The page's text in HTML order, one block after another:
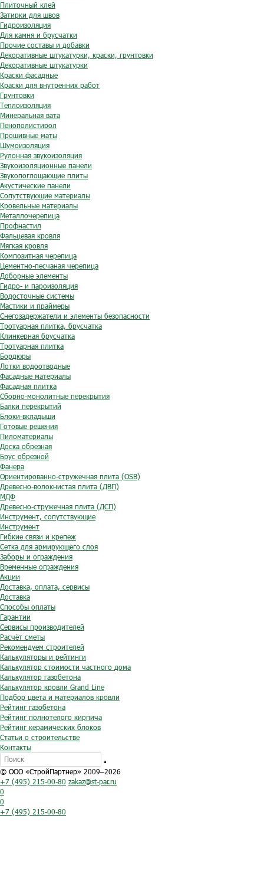
Плиточный клей
Затирки для швов
Гидроизоляция
Для камня и брусчатки
Прочие составы и добавки
Декоративные штукатурки, краски, грунтовки
Декоративные штукатурки
Краски фасадные
Краски для внутренних работ
Грунтовки
Теплоизоляция
Минеральная вата
Пенополистирол
Прошивные маты
Шумоизоляция
Рулонная звукоизоляция
Звукоизоляционные панели
Звукопоглощающие плиты
Акустические панели
Сопутствующие материалы
Кровельные материалы
Металлочерепица
Профнастил
Фальцевая кровля
Мягкая кровля
Композитная черепица
Цементно-песчаная черепица
Доборные элементы
Гидро- и пароизоляция
Водосточные системы
Мастики и праймеры
Снегозадержатели и элементы безопасности
Тротуарная плитка, брусчатка
Клинкерная брусчатка
Тротуарная плитка
Бордюры
Лотки водоотводные
Фасадные материалы
Фасадная плитка
Сборно-монолитные перекрытия
Балки перекрытий
Блоки-вкладыши
Готовые решения
Пиломатериалы
Доска обрезная
Брус обрезной
Фанера
Ориентированно-стружечная плита (OSB)
Древесно-волокнистая плита (ДВП)
МДФ
Древесно-стружечная плита (ДСП)
Инструмент, сопутствующие
Инструмент
Гибкие связи и крепеж
Сетка для армирующего слоя
Заборы и ограждения
Временные ограждения
Акции
Доставка, оплата, сервисы
Доставка
Способы оплаты
Гарантии
Сервисы производителей
Расчёт сметы
Рекомендуем строителей
Калькуляторы и рейтинги
Калькулятор стоимости частного дома
Калькулятор газобетона
Калькулятор кровли Grand Line
Подбор цвета и материалов кровли
Рейтинг газобетона
Рейтинг полнотелого кирпича
Рейтинг керамических блоков
Статьи о строительстве
Контакты
© ООО «СтройПартнер» 2009–2026
+7 (495) 215-00-80 zakaz@st-par.ru
0
0
+7 (495) 215-00-80